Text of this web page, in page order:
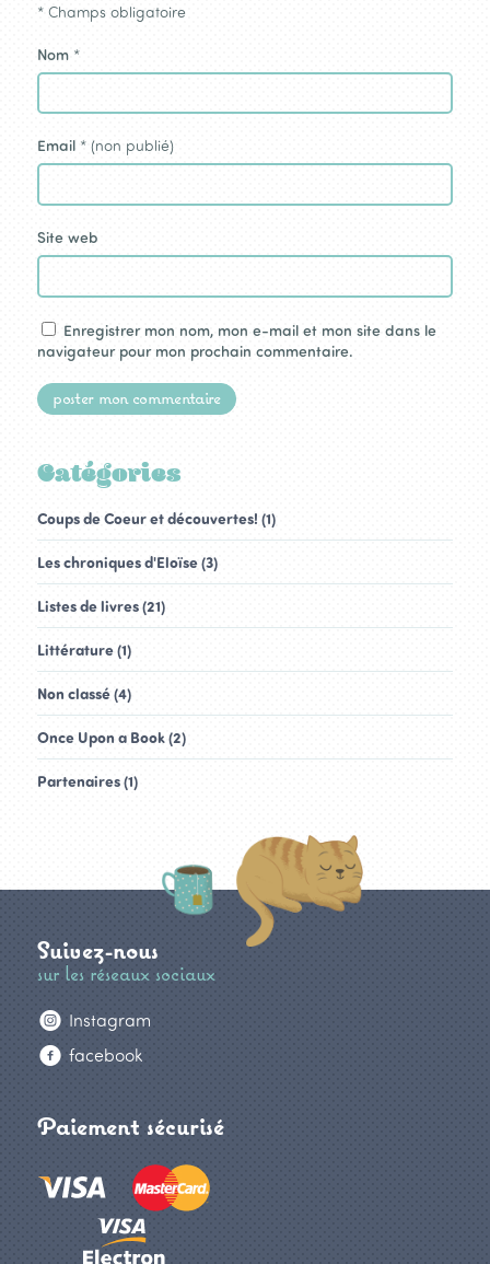
* Champs obligatoire
Nom *
Email * (non publié)
Site web
Enregistrer mon nom, mon e-mail et mon site dans le
navigateur pour mon prochain commentaire.
Catégories
Coups de Coeur et découvertes! (1)
Les chroniques d'Eloïse (3)
Listes de livres (21)
Littérature (1)
Non classé (4)
Once Upon a Book (2)
Partenaires (1)
Suivez-nous
sur les réseaux sociaux
Instagram
facebook
Paiement sécurisé